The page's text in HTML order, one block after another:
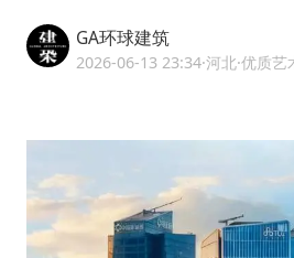
上海全力
GA环球建筑
2026-06-13 23:34·河北·优质艺